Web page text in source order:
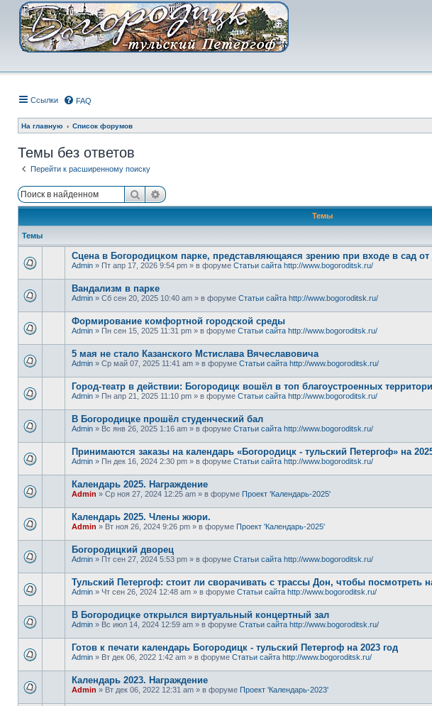
Ссылки FAQ
На главную Список форумов
Темы без ответов
Перейти к расширенному поиску
ПоискРасширенный поиск
Темы
Темы
Сцена в Богородицком парке, представляющаяся зрению при входе в сад
Admin » Пт апр 17, 2026 9:54 pm » в форуме Статьи сайта http://www.bogoroditsk.ru/
Вандализм в парке
Admin » Сб сен 20, 2025 10:40 am » в форуме Статьи сайта http://www.bogoroditsk.ru/
Формирование комфортной городской среды
Admin » Пн сен 15, 2025 11:31 pm » в форуме Статьи сайта http://www.bogoroditsk.ru/
5 мая не стало Казанского Мстислава Вячеславовича
Admin » Ср май 07, 2025 11:41 am » в форуме Статьи сайта http://www.bogoroditsk.ru/
Город-театр в действии: Богородицк вошёл в топ благоустроенных
Admin » Пн апр 21, 2025 11:10 pm » в форуме Статьи сайта http://www.bogoroditsk.ru/
В Богородицке прошёл студенческий бал
Admin » Вс янв 26, 2025 1:16 am » в форуме Статьи сайта http://www.bogoroditsk.ru/
Принимаются заказы на календарь «Богородицк - тульский Петергоф» на
Admin » Пн дек 16, 2024 2:30 pm » в форуме Статьи сайта http://www.bogoroditsk.ru/
Календарь 2025. Награждение
Admin » Ср ноя 27, 2024 12:25 am » в форуме Проект 'Календарь-2025'
Календарь 2025. Члены жюри.
Admin » Вт ноя 26, 2024 9:26 pm » в форуме Проект 'Календарь-2025'
Богородицкий дворец
Admin » Пт сен 27, 2024 5:53 pm » в форуме Статьи сайта http://www.bogoroditsk.ru/
Тульский Петергоф: стоит ли сворачивать с трассы Дон, чтобы посмотреть
Admin » Чт сен 26, 2024 12:48 am » в форуме Статьи сайта http://www.bogoroditsk.ru/
В Богородицке открылся виртуальный концертный зал
Admin » Вс июл 14, 2024 12:59 am » в форуме Статьи сайта http://www.bogoroditsk.ru/
Готов к печати календарь Богородицк - тульский Петергоф на 2023 год
Admin » Вт дек 06, 2022 1:42 am » в форуме Статьи сайта http://www.bogoroditsk.ru/
Календарь 2023. Награждение
Admin » Вт дек 06, 2022 12:31 am » в форуме Проект 'Календарь-2023'